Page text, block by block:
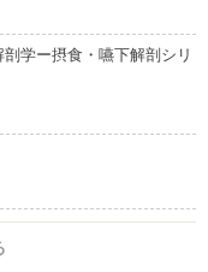
剖学ー摂食・嚥下解剖シリ